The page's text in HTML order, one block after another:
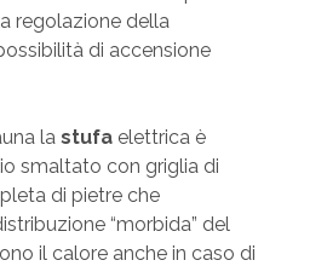
regolazione della
di accensione
la stufaelettrica è
smaltato con griglia di
di pietre che
“morbida” del
il calore anche in caso di